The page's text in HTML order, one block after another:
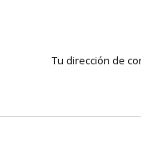
Tu dirección de